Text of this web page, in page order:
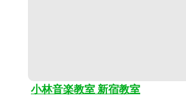
小林音楽教室 新宿教室